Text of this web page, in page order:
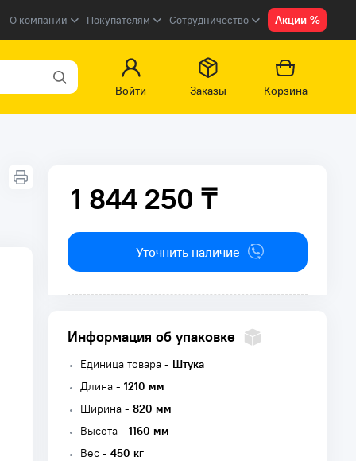
О компании Покупателям Сотрудничество Акции %
Войти
Заказы Корзина
1 844 250 ₸
1 844 250 ₸
Уточнить наличие
Информация об упаковке
Единица товара - Штука
Длина - 1210 мм
Ширина - 820 мм
Высота - 1160 мм
Вес - 450 кг